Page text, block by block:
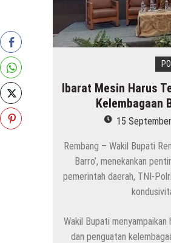
Ibarat Mesin Harus
Kelembagaan
15
Rembang – Wakil Bupati
Barro’, menekankan
pemerintah daerah, TNI-
Wakil Bupati
dan penguatan